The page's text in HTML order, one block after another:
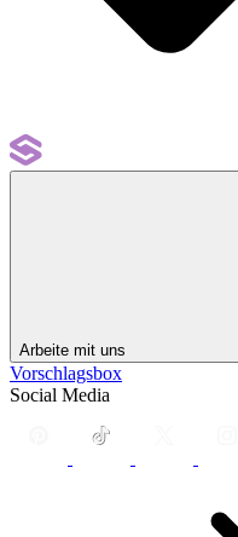
Arbeite mit uns
Vorschlagsbox
Social Media